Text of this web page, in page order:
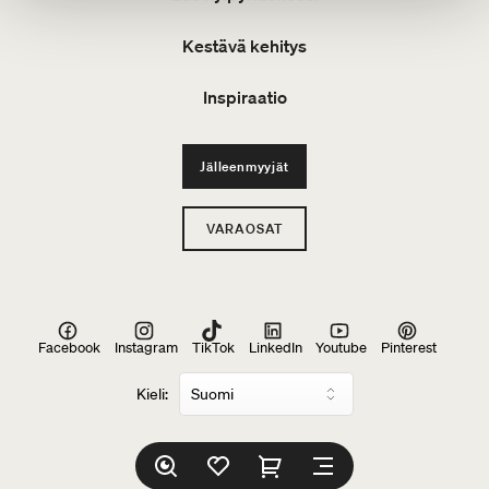
Kestävä kehitys
Inspiraatio
Jälleenmyyjät
VARAOSAT
Kieli:
Facebook Instagram TikTok LinkedIn Youtube Pinterest